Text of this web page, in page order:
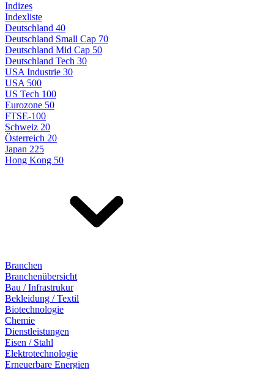
Indizes
Indexliste
Deutschland 40
Deutschland Small Cap 70
Deutschland Mid Cap 50
Deutschland Tech 30
USA Industrie 30
USA 500
US Tech 100
Eurozone 50
FTSE-100
Schweiz 20
Österreich 20
Japan 225
Hong Kong 50
Branchen
Branchenübersicht
Bau / Infrastrukur
Bekleidung / Textil
Biotechnologie
Chemie
Dienstleistungen
Eisen / Stahl
Elektrotechnologie
Erneuerbare Energien